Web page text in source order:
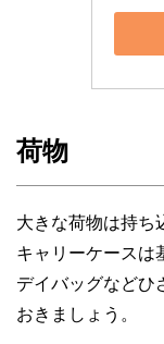
荷物
大きな荷物は持ち
キャリーケースは
デイバッグなどひ
おきましょう。